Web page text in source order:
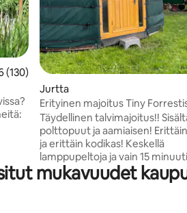
arvio 4,96/5, 130 arvostelua
(130)
ja
Jurtta
Erityinen majoitus Tiny
kukkapelloilla
Täydellinen talvimajoitus!!
polttopuut ja aamiaisen!
ja erittäin kodikas! Keskellä
lamppupeltoja ja vain 15
ajomatkan päässä rannalta on
ainutlaatuinen ja romanttinen
mukavuudet